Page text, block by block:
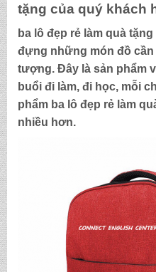
tặng của quý khách
ba lô đẹp rẻ làm quà tặng
đựng những món đồ cần
tượng. Đây là sản phẩm
buổi đi làm, đi học, mỗi
phẩm ba lô đẹp rẻ làm
nhiều hơn.